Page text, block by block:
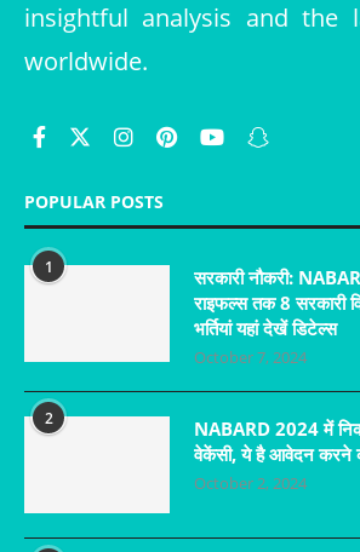
insightful analysis and the
worldwide.
POPULAR POSTS
1
सरकारी नौकरी:
राइफल्स तक 8 सरकारी
भर्तियां यहां देखें डिटेल्स
October 7, 2024
2
NABARD 2024 में
वेकेंसी, ये है आवेदन करने
October 2, 2024